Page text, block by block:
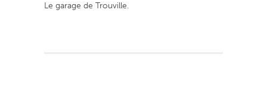
Le garage de Trouville.